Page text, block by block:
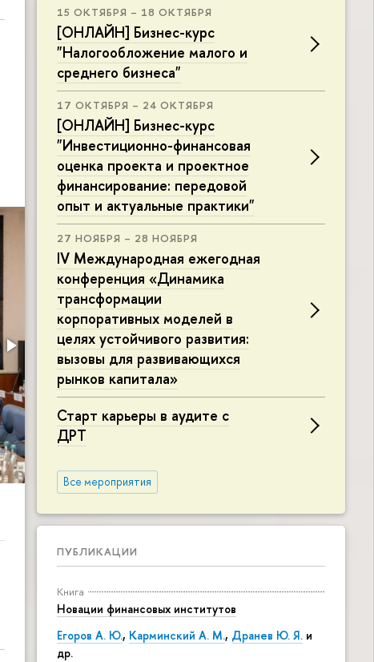
15 ОКТЯБРЯ – 18 ОКТЯБРЯ
[ОНЛАЙН] Бизнес-курс
"Налогообложение малого и
среднего бизнеса"
17 ОКТЯБРЯ – 24 ОКТЯБРЯ
[ОНЛАЙН] Бизнес-курс
"Инвестиционно-финансовая
оценка проекта и проектное
финансирование: передовой
опыт и актуальные практики"
27 НОЯБРЯ – 28 НОЯБРЯ
IV Международная ежегодная
конференция «Динамика
трансформации
корпоративных моделей в
целях устойчивого развития:
вызовы для развивающихся
рынков капитала»
Старт карьеры в аудите с
ДРТ
Все мероприятия
ПУБЛИКАЦИИ
Книга
Новации финансовых институтов
Егоров А. Ю., Карминский А. М., Дранев Ю. Я. и
др.